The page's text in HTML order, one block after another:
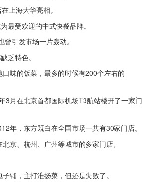
上海大华亮相。
最受欢迎的中式快餐品牌。
引发市场一片轰动。
乏特色。
味的饭菜，最多的时候有200个左右的
3月在北京首都国际机场T3航站楼开了一家门
年，东方既白在全国市场一共有30家门店。
京、杭州、广州等城市的多家门店。
铺，主打淮扬菜，但还是失败了。